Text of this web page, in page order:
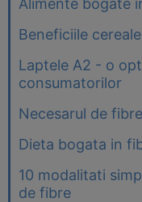
Alimente bogate
Beneficiile
Laptele A2 - o
consumatorilor
Necesarul de
Dieta bogata in
10 modalitati
de fibre